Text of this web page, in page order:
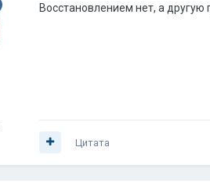
Восстановлением нет, а другую
Цитата